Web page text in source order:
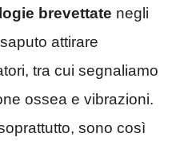
brevettate negli
attirare
tra cui segnaliamo
ossea e vibrazioni.
sono così